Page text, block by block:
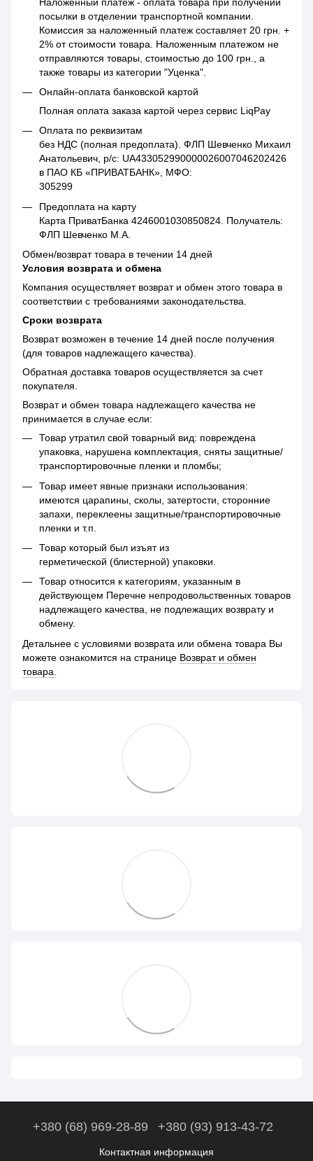
посылки в отделении транспортной компании.
Комиссия за наложенный платеж составляет 20 грн. +
2% от стоимости товара. Наложенным платежом не
отправляются товары, стоимостью до 100 грн., а
также товары из категории "Уценка".
Онлайн-оплата банковской картой
Полная оплата заказа картой через сервис LiqPay
Оплата по реквизитам
без НДС (полная предоплата). ФЛП Шевченко Михаил
Анатольевич, р/с: UA433052990000026007046202426
в ПАО КБ «ПРИВАТБАНК», МФО:
305299
Предоплата на карту
Карта ПриватБанка 4246001030850824. Получатель:
ФЛП Шевченко М.А.
Обмен/возврат товара в течении 14 дней
Условия возврата и обмена
Компания осуществляет возврат и обмен этого товара в
соответствии с требованиями законодательства.
Сроки возврата
Возврат возможен в течение 14 дней после получения
(для товаров надлежащего качества).
Обратная доставка товаров осуществляется за счет
покупателя.
Возврат и обмен товара надлежащего качества не
принимается в случае если:
Товар утратил свой товарный вид: повреждена
упаковка, нарушена комплектация, сняты защитные/
транспортировочные пленки и пломбы;
Товар имеет явные признаки использования:
имеются царапины, сколы, затертости, сторонние
запахи, переклеены защитные/транспортировочные
пленки и т.п.
Товар который был изъят из
герметической (блистерной) упаковки.
Товар относится к категориям, указанным в
действующем Перечне непродовольственных товаров
надлежащего качества, не подлежащих возврату и
обмену.
Детальнее с условиями возврата или обмена товара Вы
можете ознакомится на странице Возврат и обмен
товара.
+380 (68) 969-28-89 +380 (93) 913-43-72
Контактная информация